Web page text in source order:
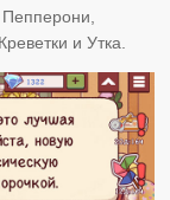
и Утка.